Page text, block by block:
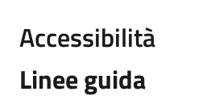
Accessibilità
Linee guida